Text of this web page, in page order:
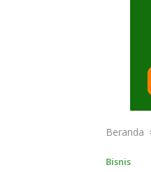
Beranda
Bisnis